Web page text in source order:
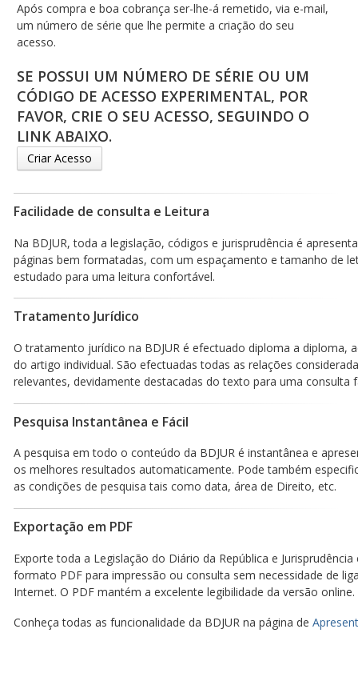
Após compra e boa cobrança ser-lhe-á remetido, via e-mail,
um número de série que lhe permite a criação do seu
acesso.
SE POSSUI UM NÚMERO DE SÉRIE OU UM
CÓDIGO DE ACESSO EXPERIMENTAL, POR
FAVOR, CRIE O SEU ACESSO, SEGUINDO O
LINK ABAIXO.
Criar Acesso
Facilidade de consulta e Leitura
Na BDJUR, toda a legislação, códigos e jurisprudência é
páginas bem formatadas, com um espaçamento e tamanho de
estudado para uma leitura confortável.
Tratamento Jurídico
O tratamento jurídico na BDJUR é efectuado diploma a diploma,
do artigo individual. São efectuadas todas as relações
relevantes, devidamente destacadas do texto para uma consulta
Pesquisa Instantânea e Fácil
A pesquisa em todo o conteúdo da BDJUR é instantânea e
os melhores resultados automaticamente. Pode também
as condições de pesquisa tais como data, área de Direito, etc.
Exportação em PDF
Exporte toda a Legislação do Diário da República e Jurisprudência
formato PDF para impressão ou consulta sem necessidade de
Internet. O PDF mantém a excelente legibilidade da versão online.
Conheça todas as funcionalidade da BDJUR na página de